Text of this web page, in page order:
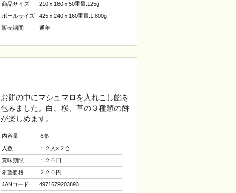
商品サイズ
210ｘ160ｘ50重量:125g
ボールサイズ
425ｘ240ｘ160重量:1,800g
販売期間
通年
お餅の中にマシュマロを入れこし餡を
包みました。白、桜、草の３種類の餅
が楽しめます。
内容量
８個
入数
１２入×２合
賞味期限
１２０日
希望価格
２２０円
JANコード
4971679203893